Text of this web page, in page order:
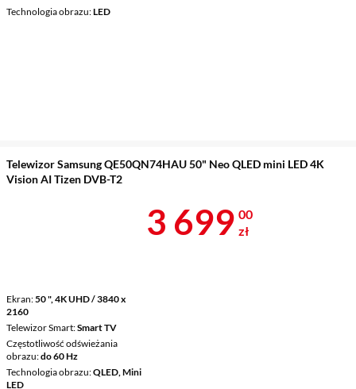
Technologia obrazu LED
Telewizor Samsung QE50QN74HAU 50" Neo QLED mini LED 4K
Vision AI Tizen DVB-T2
Ekran 50 ", 4K UHD / 3840 x
2160
Telewizor Smart Smart TV
Częstotliwość odświeżania
obrazu do 60 Hz
Technologia obrazu QLED, Mini
LED
Cena 3 699 zł
3 699 00
zł